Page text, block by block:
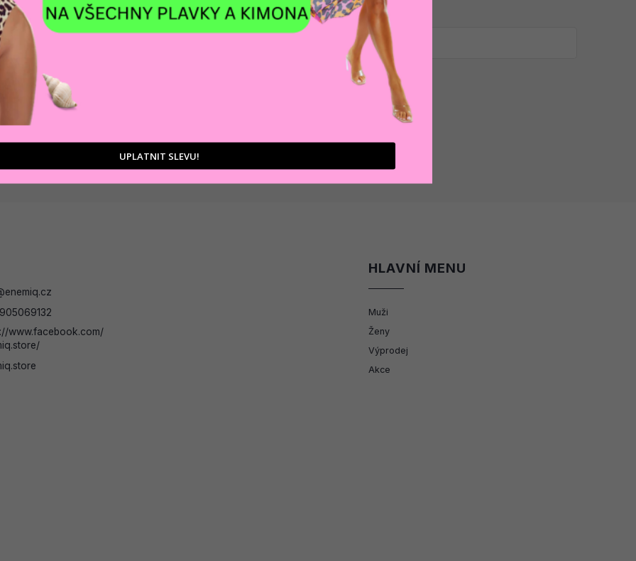
enemiq.cz
www.facebook.com/
HLAVNÍ MENU
Muži
Ženy
Výprodej
Akce
UPLATNIT SLEVU!